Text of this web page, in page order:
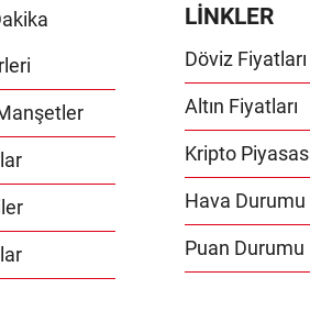
LİNKLER
Döviz Fiyatları
Altın Fiyatları
Kripto
Hava Durumu
Puan Durumu